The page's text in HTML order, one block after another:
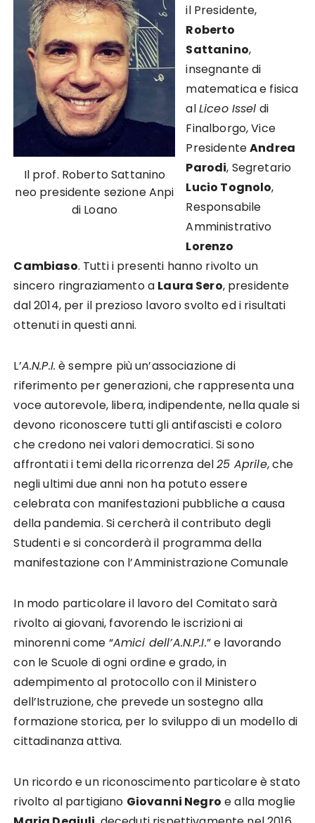
Il prof. Roberto Sattanino
neo presidente sezione Anpi
di Loano
il Presidente,
Roberto
Sattanino,
insegnante di
matematica e fisica
alLiceo Issel di
Finalborgo, Vice
PresidenteAndrea
Parodi, Segretario
Lucio Tognolo,
Responsabile
Amministrativo
Lorenzo
Cambiaso. Tutti i presenti hanno rivolto un
sincero ringraziamento a Laura Sero, presidente
dal 2014, per il prezioso lavoro svolto ed i risultati
ottenuti in questi anni.
L’A.N.P.I. è sempre più un’associazione di
riferimento per generazioni, che rappresenta una
voce autorevole, libera, indipendente, nella quale si
devono riconoscere tutti gli antifascisti e coloro
che credono nei valori democratici. Si sono
affrontati i temi della ricorrenza del25 Aprile, che
negli ultimi due anni non ha potuto essere
celebrata con manifestazioni pubbliche a causa
della pandemia. Si cercherà il contributo degli
Studenti e si concorderà il programma della
manifestazione con l’Amministrazione Comunale
In modo particolare il lavoro del Comitato sarà
rivolto ai giovani, favorendo le iscrizioni ai
minorenni come “Amici dell’A.N.P.I.” e lavorando
con le Scuole di ogni ordine e grado, in
adempimento al protocollo con il Ministero
dell’Istruzione, che prevede un sostegno alla
formazione storica, per lo sviluppo di un modello di
cittadinanza attiva.
Un ricordo e un riconoscimento particolare è stato
rivolto al partigiano Giovanni Negro e alla moglie